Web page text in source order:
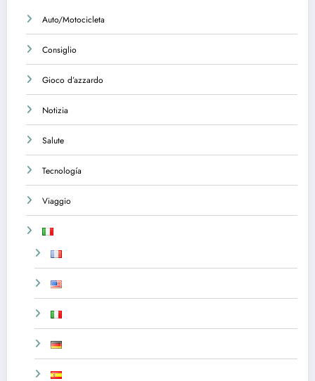
Auto/Motocicleta
Consiglio
Gioco d’azzardo
Notizia
Salute
Tecnología
Viaggio